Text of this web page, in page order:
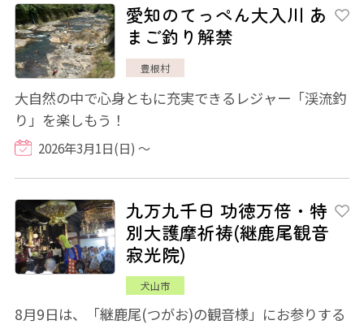
愛知のてっぺん大入川 あ
まご釣り解禁
豊根村
大自然の中で心身ともに充実できるレジャー「渓流釣
り」を楽しもう！
2026年3月1日(日) ～
九万九千日 功徳万倍・特
別大護摩祈祷(継鹿尾観音
寂光院)
犬山市
8月9日は、「継鹿尾(つがお)の観音様」にお参りする